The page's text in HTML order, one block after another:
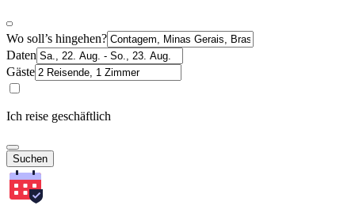
Wo soll’s hingehen?
Daten
Gäste
Ich reise geschäftlich
Suchen